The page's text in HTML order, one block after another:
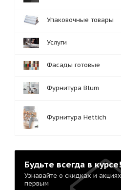
Упаковочные товары
Услуги
Фасады готовые
Фурнитура Blum
Фурнитура Hettich
Будьте всегда в курсе!
Узнавайте о скидках и акциях
первым